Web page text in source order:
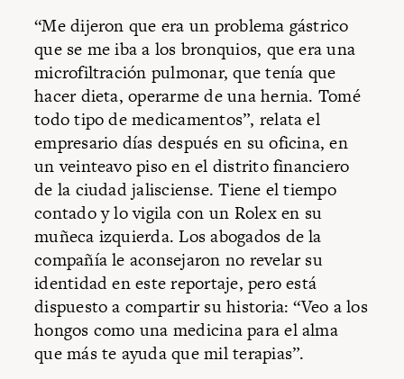
“Me dijeron que era un problema gástrico
que se me iba a los bronquios, que era una
microfiltración pulmonar, que tenía que
hacer dieta, operarme de una hernia. Tomé
todo tipo de medicamentos”, relata el
empresario días después en su oficina, en
un veinteavo piso en el distrito financiero
de la ciudad jalisciense. Tiene el tiempo
contado y lo vigila con un Rolex en su
muñeca izquierda. Los abogados de la
compañía le aconsejaron no revelar su
identidad en este reportaje, pero está
dispuesto a compartir su historia: “Veo a los
hongos como una medicina para el alma
que más te ayuda que mil terapias”.